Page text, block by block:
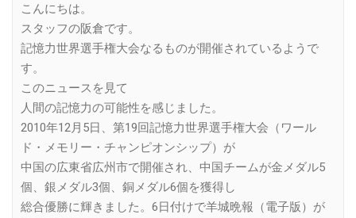
こんにちは。
スタッフの阪倉です。
記憶力世界選手権大会なるものが開催されているようで
す。
このニュースを見て
人間の記憶力の可能性を感じました。
2010年12月5日、第19回記憶力世界選手権大会（ワール
ド・メモリー・チャンピオンシップ）が
中国の広東省広州市で開催され、中国チームが金メダル5
個、銀メダル3個、銅メダル6個を獲得し
総合優勝に輝きました。6日付けで羊城晩報（電子版）が